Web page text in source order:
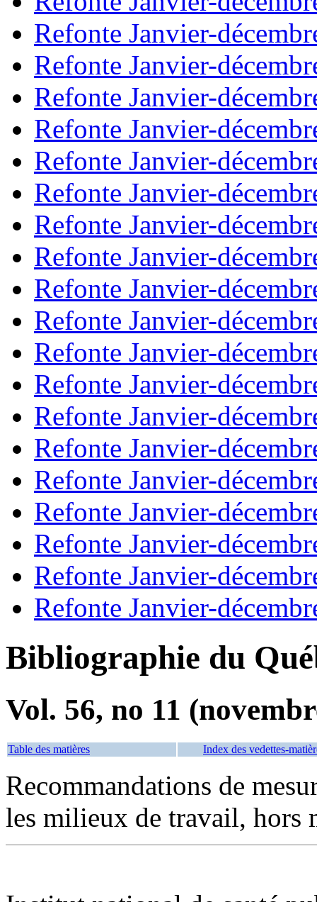
Refonte Janvier-
Refonte Janvier-
Refonte Janvier-
Refonte Janvier-
Refonte Janvier-
Refonte Janvier-
Refonte Janvier-
Refonte Janvier-
Refonte Janvier-
Refonte Janvier-
Refonte Janvier-
Refonte Janvier-
Refonte Janvier-
Refonte Janvier-
Refonte Janvier-
Refonte Janvier-
Refonte Janvier-
Refonte Janvier-
Refonte Janvier-
Bibliographie du
Vol. 56, no 11
Table des matières Index des vedettes-
Recommandations de
les milieux de travail, hors